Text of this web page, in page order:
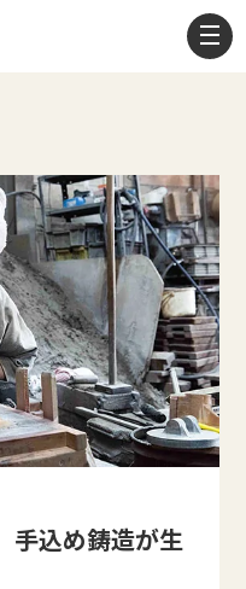
込め鋳造が生